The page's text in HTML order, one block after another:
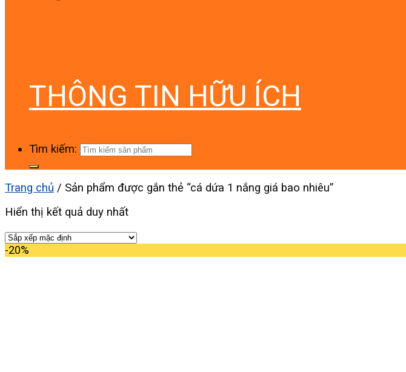
THÔNG TIN HỮU ÍCH
Tìm kiếm:
Trang chủ / Sản phẩm được gắn thẻ “cá dứa 1 nắng giá bao nhiêu”
Hiển thị kết quả duy nhất
-20%